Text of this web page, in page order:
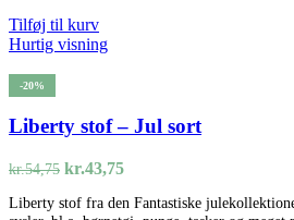
Tilføj til kurv
Hurtig visning
-20%
Liberty stof – Jul sort
kr.54,75 Den
pris
kr.43,75Den
pris
Liberty stof fra den Fantastiske